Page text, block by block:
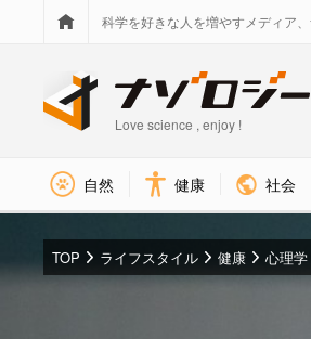
科学を好きな人を増やすメディア
Love science , enjoy !
自然 健康 社会
TOP ライフスタイル 健康 心理学